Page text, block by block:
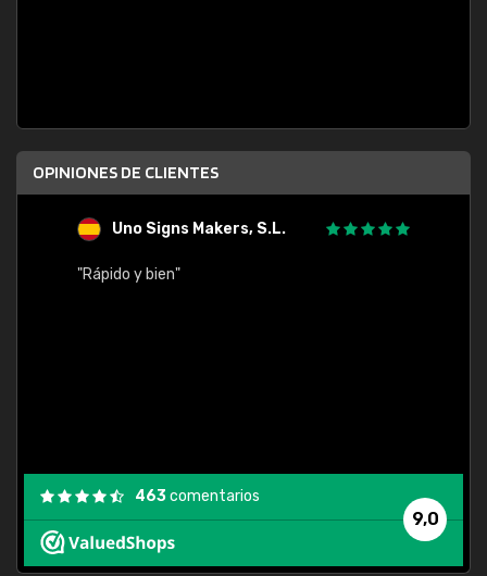
OPINIONES DE CLIENTES
Uno Signs Makers, S.L.
"Rápido y bien"
9,0
463comentarios